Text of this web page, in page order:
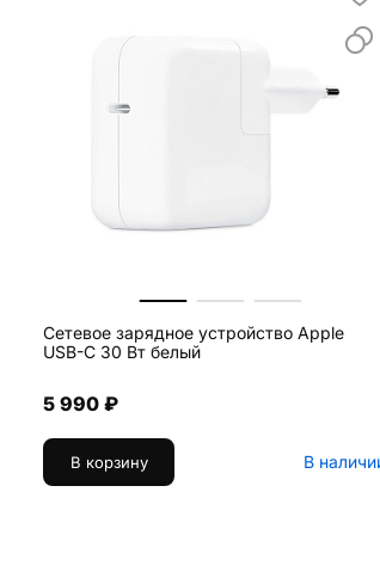
Сетевое зарядное устройство Apple
USB-C 30 Вт белый
5 990 ₽
В корзину В